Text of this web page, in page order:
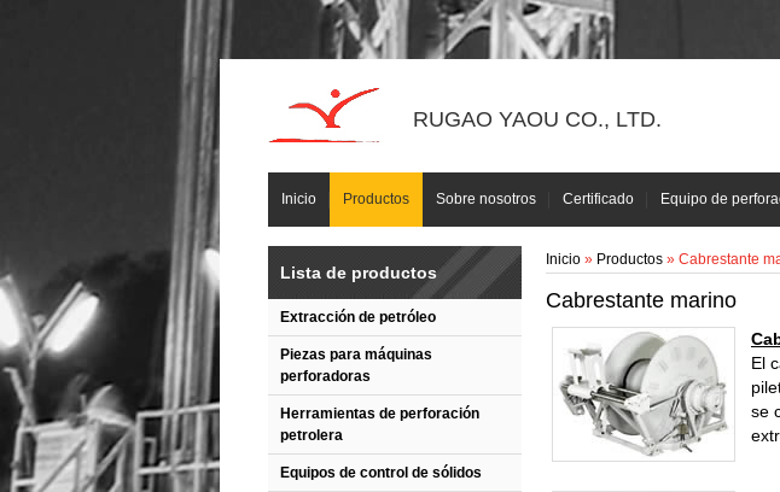
RUGAO YAOU CO., LTD.
Inicio Productos Sobre nosotros Certificado Equipo de
Lista de productos
Extracción de petróleo
Piezas para máquinas
perforadoras
Herramientas de perforación
petrolera
Equipos de control de sólidos
Inicio » Productos » Cabrestante
Cabrestante marino
El
se